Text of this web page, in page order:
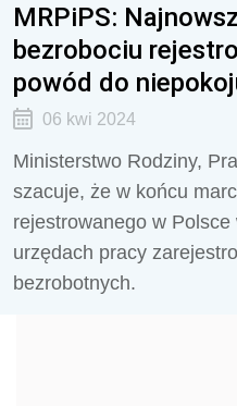
MRPiPS:
bezrobociu
powód do
06 kwi 2024
Ministerstwo Rodziny,
szacuje, że w końcu
rejestrowanego w Polsce
urzędach pracy
bezrobotnych.